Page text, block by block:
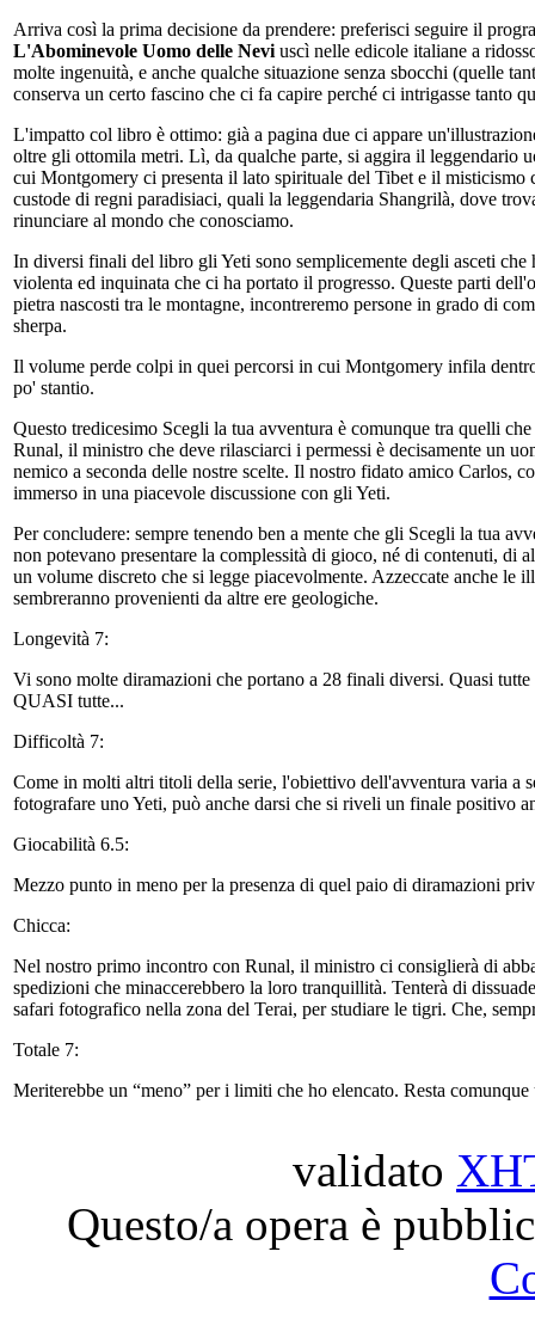
Arriva così la prima decisione da prendere: preferisci seguire il
L'Abominevole Uomo delle Nevi uscì nelle edicole italiane a
molte ingenuità, e anche qualche situazione senza sbocchi (quelle
conserva un certo fascino che ci fa capire perché ci intrigasse tanto
L'impatto col libro è ottimo: già a pagina due ci appare
oltre gli ottomila metri. Lì, da qualche parte, si aggira il
cui Montgomery ci presenta il lato spirituale del Tibet e il
custode di regni paradisiaci, quali la leggendaria Shangrilà, dove
rinunciare al mondo che conosciamo.
In diversi finali del libro gli Yeti sono semplicemente degli asceti
violenta ed inquinata che ci ha portato il progresso. Queste parti
pietra nascosti tra le montagne, incontreremo persone in grado di
sherpa.
Il volume perde colpi in quei percorsi in cui Montgomery infila
po' stantio.
Questo tredicesimo Scegli la tua avventura è comunque tra quelli
Runal, il ministro che deve rilasciarci i permessi è decisamente un
nemico a seconda delle nostre scelte. Il nostro fidato amico Carlos,
immerso in una piacevole discussione con gli Yeti.
Per concludere: sempre tenendo ben a mente che gli Scegli la tua
non potevano presentare la complessità di gioco, né di contenuti,
un volume discreto che si legge piacevolmente. Azzeccate anche
sembreranno provenienti da altre ere geologiche.
Longevità 7:
Vi sono molte diramazioni che portano a 28 finali diversi. Quasi
QUASI tutte...
Difficoltà 7:
Come in molti altri titoli della serie, l'obiettivo dell'avventura varia a
fotografare uno Yeti, può anche darsi che si riveli un finale positivo
Giocabilità 6.5:
Mezzo punto in meno per la presenza di quel paio di diramazioni
Chicca:
Nel nostro primo incontro con Runal, il ministro ci consiglierà di
spedizioni che minaccerebbero la loro tranquillità. Tenterà di
safari fotografico nella zona del Terai, per studiare le tigri. Che,
Totale 7:
Meriterebbe un “meno” per i limiti che ho elencato. Resta
validato
Questo/a opera è